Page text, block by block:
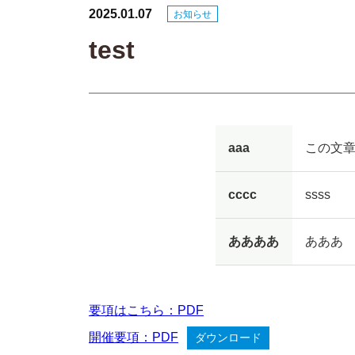
test
2025.01.07 お知らせ
aaa この文
cccc ssss
ああああ あああ
要項はこちら：PDF
開催要項：PDF
ダウンロード